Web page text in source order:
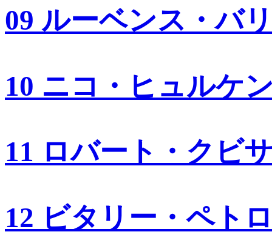
09 ルーベンス・バ
10 ニコ・ヒュルケ
11 ロバート・クビ
12 ビタリー・ペト